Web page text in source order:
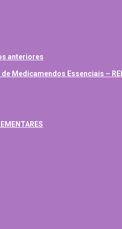
anteriores
Medicamendos Essenciais –